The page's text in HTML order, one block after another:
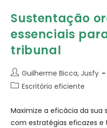
Sustentação
essenciais
tribunal
Guilherme Bicca, Jusfy
Escritório eficiente
Maximize a eficácia da
com estratégias eficazes e